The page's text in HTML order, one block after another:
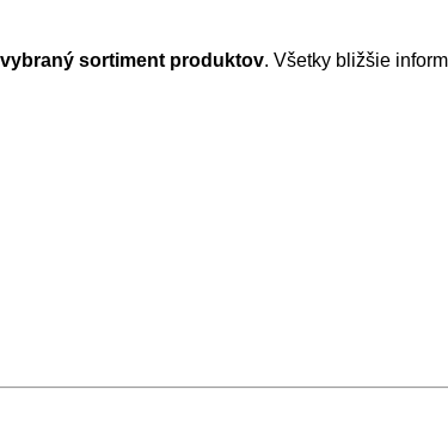
ý sortiment produktov. Všetky bližšie